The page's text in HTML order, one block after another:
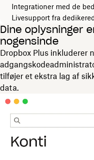
Integrationer med de
Livesupport fra
Dine oplysninger
nogensinde
Dropbox Plus inkluderer
tilføjer et ekstra lag af
data.